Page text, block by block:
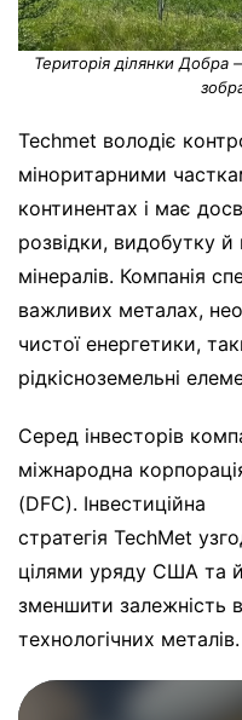
Територія ділянки
Techmet володіє
міноритарними
континентах і має
розвідки, видобутку
мінералів. Компанія
важливих металах,
чистої енергетики,
рідкісноземельні
Серед інвесторів
міжнародна
(DFC). Інвестиційна
стратегія TechMet
цілями уряду США та
зменшити залежність
технологічних металів.